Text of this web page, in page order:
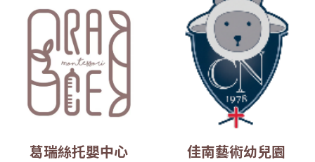
葛瑞絲托嬰中心 佳南藝術幼兒園